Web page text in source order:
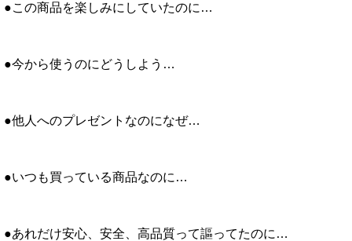
●この商品を楽しみにしていたのに…
●今から使うのにどうしよう…
●他人へのプレゼントなのになぜ…
●いつも買っている商品なのに…
●あれだけ安心、安全、高品質って謳ってたのに…